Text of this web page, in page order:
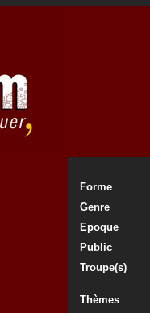
Forme
Genre
Epoque
Public
Troupe(s)
Thèmes